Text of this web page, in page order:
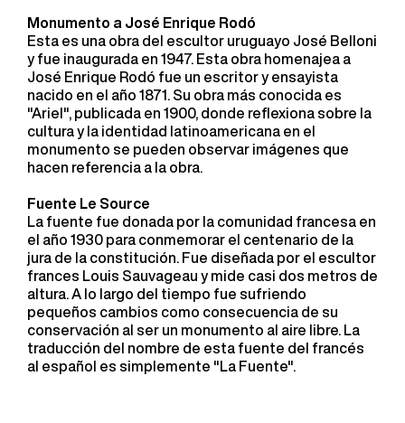
Monumento a José Enrique Rodó
Esta es una obra del escultor uruguayo José Belloni
y fue inaugurada en 1947. Esta obra homenajea a
José Enrique Rodó fue un escritor y ensayista
nacido en el año 1871. Su obra más conocida es
"Ariel", publicada en 1900, donde reflexiona sobre la
cultura y la identidad latinoamericana en el
monumento se pueden observar imágenes que
hacen referencia a la obra.
Fuente Le Source
La fuente fue donada por la comunidad francesa en
el año 1930 para conmemorar el centenario de la
jura de la constitución. Fue diseñada por el escultor
frances Louis Sauvageau y mide casi dos metros de
altura. A lo largo del tiempo fue sufriendo
pequeños cambios como consecuencia de su
conservación al ser un monumento al aire libre. La
traducción del nombre de esta fuente del francés
al español es simplemente "La Fuente".